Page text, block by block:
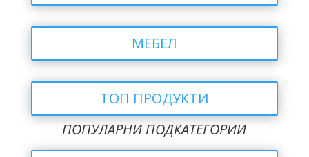
МЕБЕЛ
ТОП ПРОДУКТИ
ПОПУЛАРНИ ПОДКАТЕГОРИИ